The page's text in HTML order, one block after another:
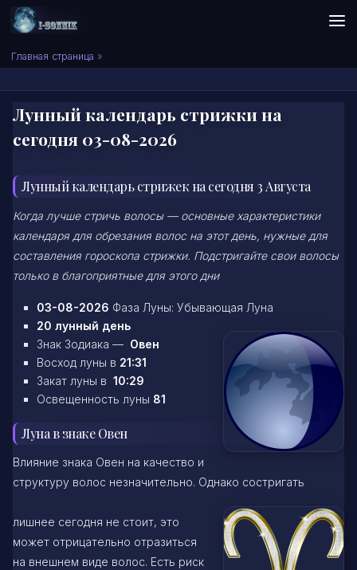
Skip to content
Сонник I-SONNIK.COM
Главная страница »
Лунный календарь стрижки на
сегодня 03-08-2026
Лунный календарь стрижек на сегодня 3 Августа
Когда лучше стричь волосы — основные характеристики
календаря для обрезания волос на этот день, нужные для
составления гороскопа стрижки. Подстригайте свои волосы
только в благоприятные для этого дни
03-08-2026 Фаза Луны: Убывающая Луна
20 лунный день
Знак Зодиака — Овен
Восход луны в 21:31
Закат луны в 10:29
Освещенность луны 81
Луна в знаке Овен
Влияние знака Овен на качество и
структуру волос незначительно. Однако состригать
лишнее сегодня не стоит, это
может отрицательно отразиться
на внешнем виде волос. Есть риск